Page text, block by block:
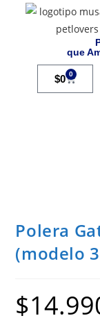
que
$0 0
Polera
(modelo
$